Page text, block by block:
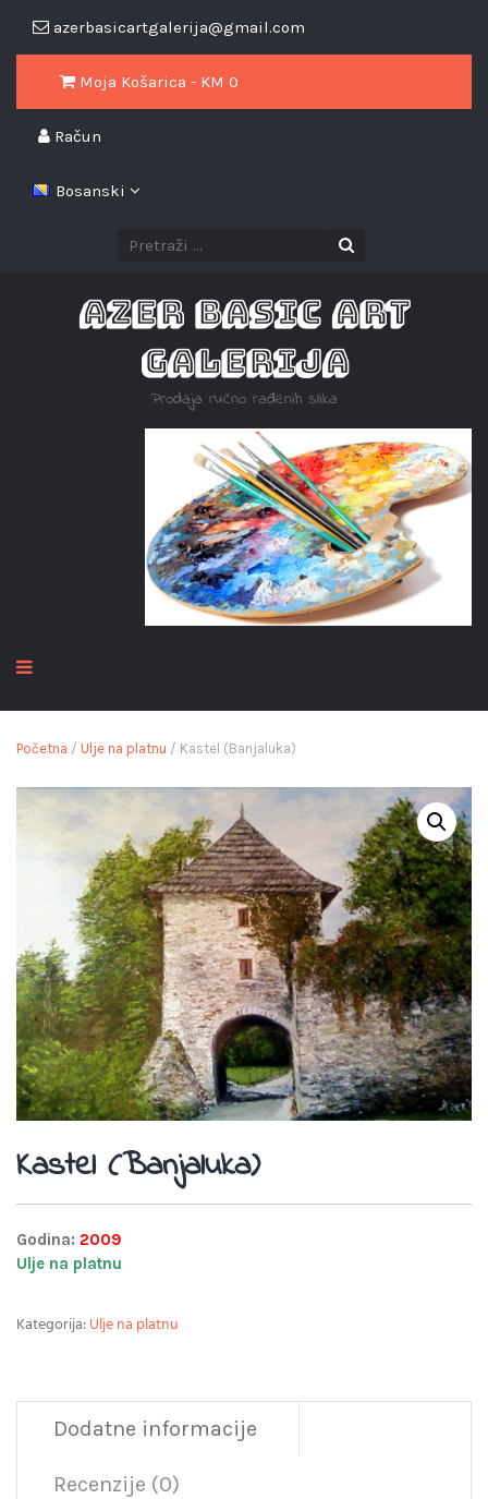
azerbasicartgalerija@gmail.com
Moja Košarica - KM 0
Račun
Bosanski
AZER BASIC ART
GALERIJA
Prodaja ručno rađenih slika
Početna / Ulje na platnu / Kastel (Banjaluka)
Kastel (Banjaluka)
Godina: 2009
Ulje na platnu
Kategorija:Ulje na platnu
Dodatne informacije
Recenzije (0)